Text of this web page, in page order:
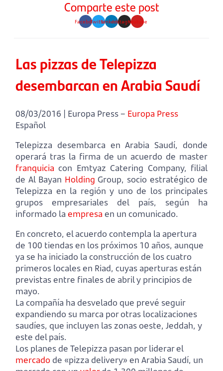
Comparte este post
FacebookTwitterLinkedinInstagramYoutube
Las pizzas de Telepizza
desembarcan en Arabia Saudí
08/03/2016 | Europa Press – Europa Press
Español
Telepizza desembarca en Arabia Saudí, donde
operará tras la firma de un acuerdo de master
franquicia con Emtyaz Catering Company, filial
de Al Bayan Holding Group, socio estratégico de
Telepizza en la región y uno de los principales
grupos empresariales del país, según ha
informado la empresa en un comunicado.
En concreto, el acuerdo contempla la apertura
de 100 tiendas en los próximos 10 años, aunque
ya se ha iniciado la construcción de los cuatro
primeros locales en Riad, cuyas aperturas están
previstas entre finales de abril y principios de
mayo.
La compañía ha desvelado que prevé seguir
expandiendo su marca por otras localizaciones
saudíes, que incluyen las zonas oeste, Jeddah, y
este del país.
Los planes de Telepizza pasan por liderar el
mercado de «pizza delivery» en Arabia Saudí, un